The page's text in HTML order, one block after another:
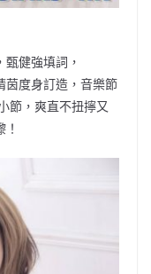
甄健強填詞，
茵度身訂造，音樂節
節，爽直不扭擰又